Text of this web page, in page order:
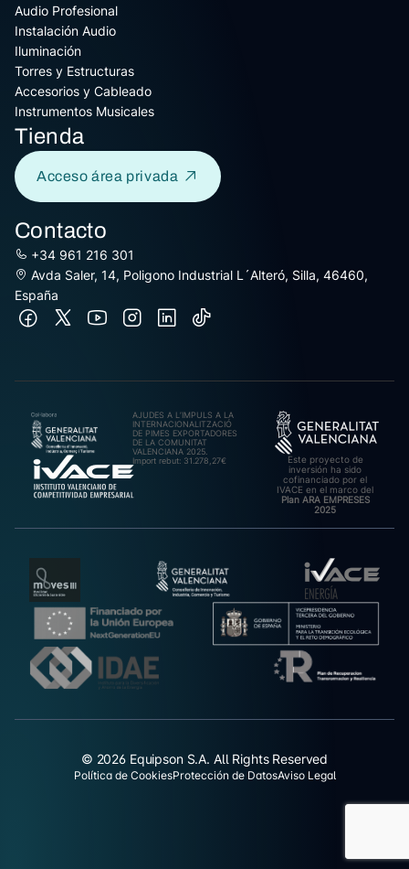
Audio Profesional
Instalación Audio
Iluminación
Torres y Estructuras
Accesorios y Cableado
Instrumentos Musicales
Tienda
Acceso área privada
Contacto
+34 961 216 301
Avda Saler, 14, Poligono Industrial L´Alteró, Silla, 46460,
España
AJUDES A L’IMPULS A LA
INTERNACIONALITZACIÓ
DE PIMES EXPORTADORES
DE LA COMUNITAT
VALENCIANA 2025.
Import rebut: 31.278,27€
Este proyecto de
inversión ha sido
cofinanciado por el
IVACE en el marco del
Plan ARA EMPRESES
2025
© 2026 Equipson S.A. All Rights Reserved
Política de CookiesProtección de DatosAviso Legal